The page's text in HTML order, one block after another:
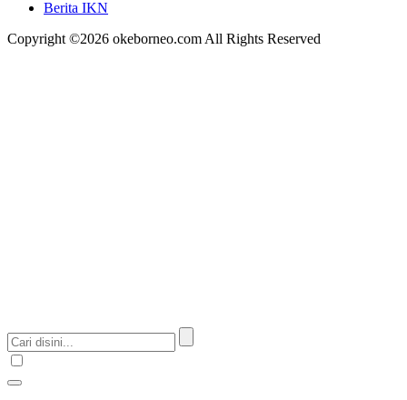
Berita IKN
Copyright ©2026 okeborneo.com All Rights Reserved